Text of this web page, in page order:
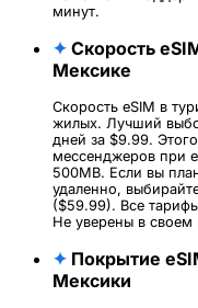
минут.
✦ Скорость
Мексике
Скорость eSIM в
жилых. Лучший
дней за $9.99.
мессенджеров при
500MB. Если вы
удаленно,
($59.99). Все
Не уверены в своем
✦ Покрытие
Мексики